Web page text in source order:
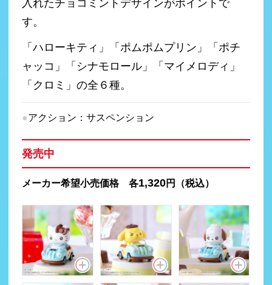
入れたチョコミントデザインがポイントで
す。
「ハローキティ」「ポムポムプリン」「ポチ
ャッコ」「シナモロール」「マイメロディ」
「クロミ」の全６種。
アクション：サスペンション
発売中
メーカー希望小売価格 各1,320円（税込）